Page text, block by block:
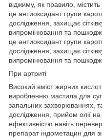
віджиму, як правило,
це антиоксидант групи
дослідження, захищає
випромінювання та
це антиоксидант групи
дослідження, захищає
випромінювання та
При артриті
Високий вміст жирних
виробленню мастила для
запальних захворюваннях,
дослідження, прийом олії
ефективністю навіть
препарат індометацин для